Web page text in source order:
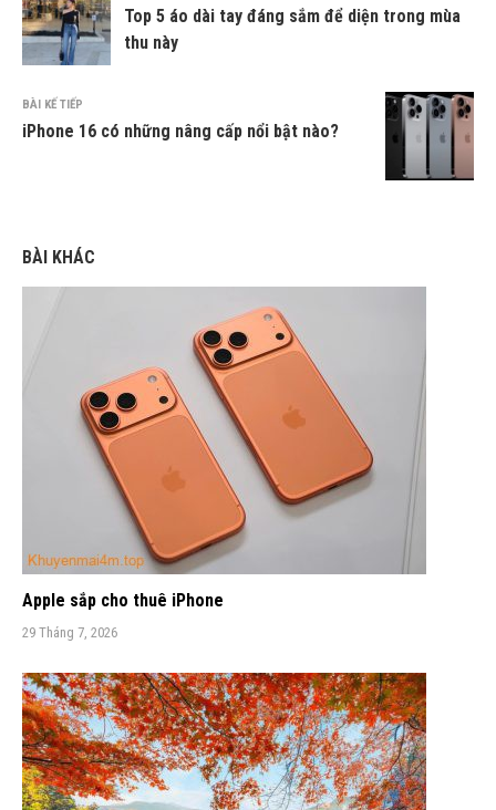
Top 5 áo dài tay đáng sắm để diện trong mùa
thu này
BÀI KẾ TIẾP
iPhone 16 có những nâng cấp nổi bật nào?
BÀI KHÁC
Apple sắp cho thuê iPhone
29 Tháng 7, 2026